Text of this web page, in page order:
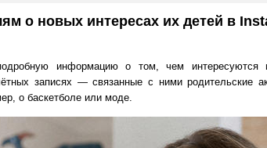
о новых интересах их детей в
информацию о том, чем
записях — связанные с ними родительские
о баскетболе или моде.